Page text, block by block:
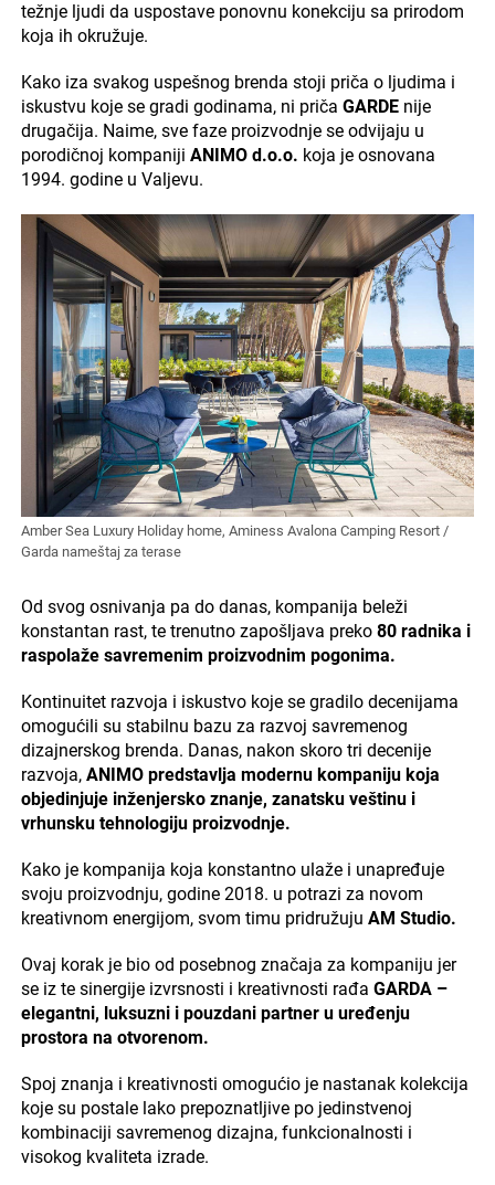
težnje ljudi da uspostave ponovnu konekciju sa prirodom
koja ih okružuje.
Kako iza svakog uspešnog brenda stoji priča o ljudima i
iskustvu koje se gradi godinama, ni priča GARDE nije
drugačija. Naime, sve faze proizvodnje se odvijaju u
porodičnoj kompaniji ANIMO d.o.o. koja je osnovana
1994. godine u Valjevu.
Amber Sea Luxury Holiday home, Aminess Avalona Camping Resort /
Garda nameštaj za terase
Od svog osnivanja pa do danas, kompanija beleži
konstantan rast, te trenutno zapošljava preko 80 radnika i
raspolaže savremenim proizvodnim pogonima.
Kontinuitet razvoja i iskustvo koje se gradilo decenijama
omogućili su stabilnu bazu za razvoj savremenog
dizajnerskog brenda. Danas, nakon skoro tri decenije
razvoja, ANIMO predstavlja modernu kompaniju koja
objedinjuje inženjersko znanje, zanatsku veštinu i
vrhunsku tehnologiju proizvodnje.
Kako je kompanija koja konstantno ulaže i unapređuje
svoju proizvodnju, godine 2018. u potrazi za novom
kreativnom energijom, svom timu pridružuju AM Studio.
Ovaj korak je bio od posebnog značaja za kompaniju jer
se iz te sinergije izvrsnosti i kreativnosti rađa GARDA –
elegantni, luksuzni i pouzdani partner u uređenju
prostora na otvorenom.
Spoj znanja i kreativnosti omogućio je nastanak kolekcija
koje su postale lako prepoznatljive po jedinstvenoj
kombinaciji savremenog dizajna, funkcionalnosti i
visokog kvaliteta izrade.